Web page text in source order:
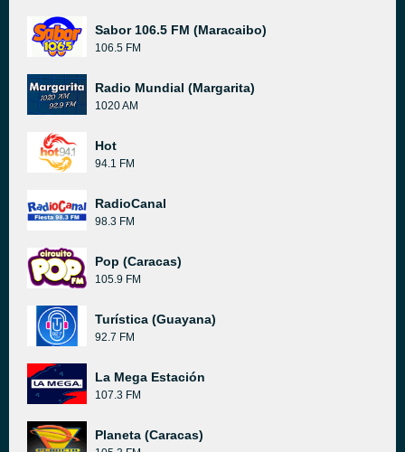
Sabor 106.5 FM (Maracaibo)
106.5 FM
Radio Mundial (Margarita)
1020 AM
Hot
94.1 FM
RadioCanal
98.3 FM
Pop (Caracas)
105.9 FM
Turística (Guayana)
92.7 FM
La Mega Estación
107.3 FM
Planeta (Caracas)